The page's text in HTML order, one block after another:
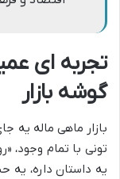
تجربه ای
گوشه بازار
بازار ماهی ماله یه
تونی با تمام وجود،
یه داستان داره،